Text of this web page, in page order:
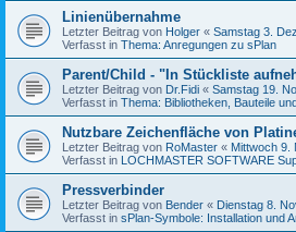
Linienübernahme
Letzter Beitrag von Holger « Samstag 3.
Verfasst in Thema: Anregungen zu sPlan
Parent/Child - "In Stückliste
Letzter Beitrag von Dr.Fidi « Samstag 19.
Verfasst in Thema: Bibliotheken, Bauteile
Nutzbare Zeichenfläche von
Letzter Beitrag von RoMaster « Mittwoch 9.
Verfasst in LOCHMASTER SOFTWARE
Pressverbinder
Letzter Beitrag von Bender « Dienstag 8.
Verfasst in sPlan-Symbole: Installation und